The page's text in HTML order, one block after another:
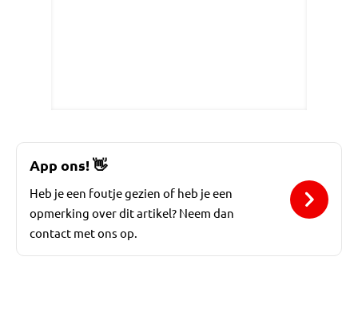
App ons!👋
Heb je een foutje gezien of heb je een
opmerking over dit artikel? Neem dan
contact met ons op.